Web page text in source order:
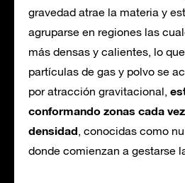
gravedad atrae la materia y
agruparse en regiones las
más densas y calientes, lo
partículas de gas y polvo se
por atracción gravitacional,
conformando zonas cada
densidad, conocidas como
donde comienzan a gestarse